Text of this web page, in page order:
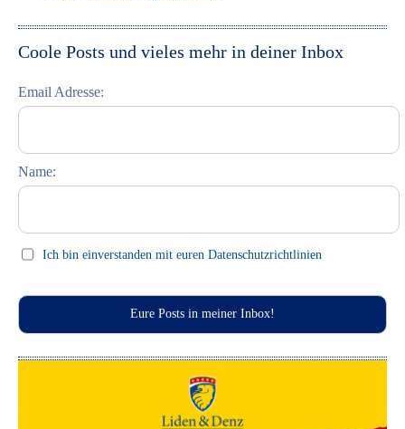
Discover Moscow
Celebrations (праздники)
Press clips
Italiano
Coole Posts und vieles mehr in deiner Inbox
Email Adresse:
Name:
Ich bin einverstanden mit euren Datenschutzrichtlinien